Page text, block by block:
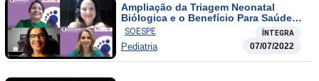
Ampliação da Triagem Neonatal
Biólogica e o Benefício Para Saúde
dos Recém Nascidos.
SOESPE ÍNTEGRA
Pediatria 07/07/2022